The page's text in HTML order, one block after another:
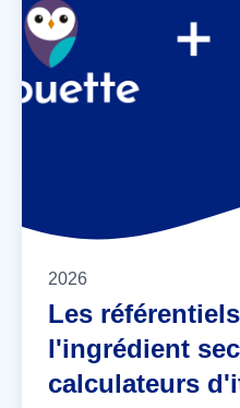
2026
Les
l'ingrédient
calculateurs